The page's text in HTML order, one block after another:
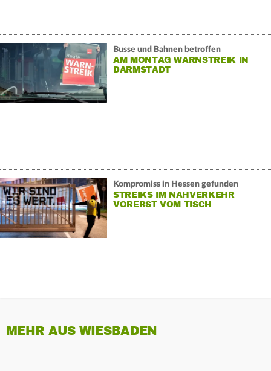
Busse und Bahnen betroffen
AM MONTAG WARNSTREIK IN
DARMSTADT
Kompromiss in Hessen gefunden
STREIKS IM NAHVERKEHR
VORERST VOM TISCH
MEHR AUS WIESBADEN